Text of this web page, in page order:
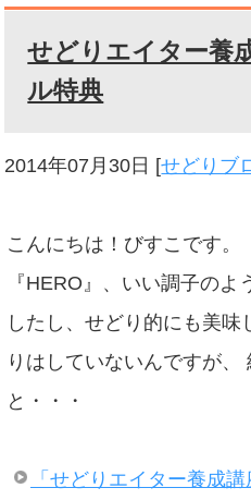
せどりエイター養
ル特典
2014年07月30日 [せどりブ
こんにちは！びすこです
『HERO』、いい調子の
したし、せどり的にも美
りはしていないんですが、
と・・・
「せどりエイター養成